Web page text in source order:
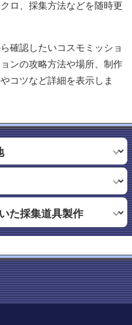
ロ、採集方法などを随時更
確認したいコスモミッショ
ンの攻略方法や場所、制作
コツなど詳細を表示しま